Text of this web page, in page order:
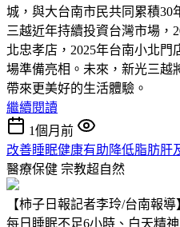
城，與大台南市民共同累積30
三越近年持續投資台灣市場，
北忠孝店，2025年台南小北門
場準備亮相。未來，新光三越
帶來更美好的生活體驗。
繼續閱讀
1個月前
改善睡眠健康有助降低脂肪肝
醫療保健 宗教超自然
【柿子日報記者李玲/台南報
每日睡眠不足6小時、白天精